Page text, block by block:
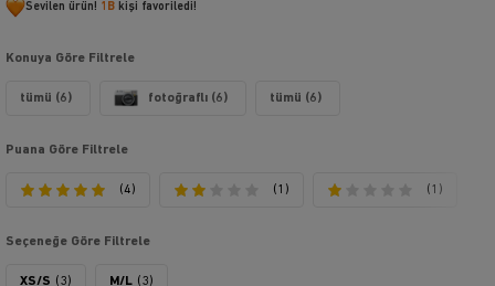
Sevilen ürün! 1B kişi favoriledi!
Konuya Göre Filtrele
tümü (6) fotoğraflı (6) tümü (6)
Puana Göre Filtrele
(4) (1) (1)
Seçeneğe Göre Filtrele
XS/S (3) M/L (3)